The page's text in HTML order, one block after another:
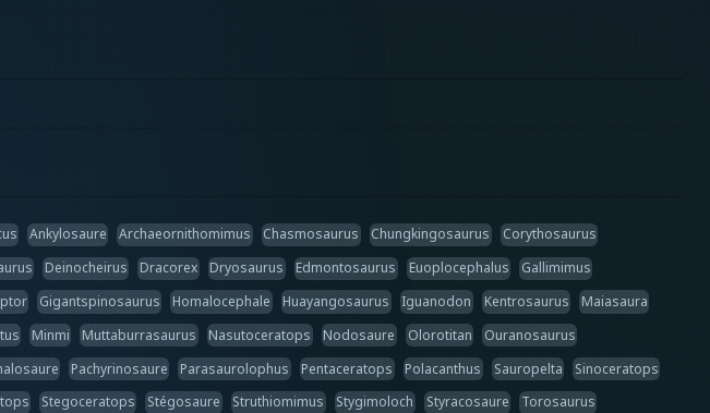
Ankylosaure Archaeornithomimus Chasmosaurus Chungkingosaurus
Corythosaurus
Deinocheirus Dracorex Dryosaurus Edmontosaurus Euoplocephalus
Gallimimus
Gigantspinosaurus Homalocephale Huayangosaurus Iguanodon Kentrosaurus
Maiasaura
Minmi Muttaburrasaurus Nasutoceratops Nodosaure Olorotitan
Ouranosaurus
Pachyrinosaure Parasaurolophus Pentaceratops Polacanthus Sauropelta
Sinoceratops
Stegoceratops Stégosaure Struthiomimus Stygimoloch Styracosaure
Torosaurus